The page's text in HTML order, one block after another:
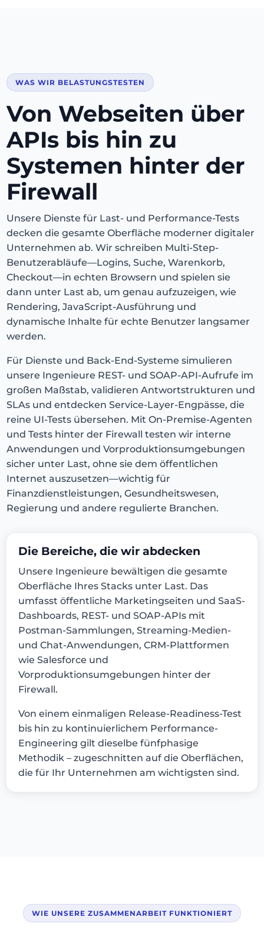
WAS WIR BELASTUNGSTESTEN
Von Webseiten über
APIs bis hin zu
Systemen hinter der
Firewall
Unsere Dienste für Last- und Performance-Tests
decken die gesamte Oberfläche moderner digitaler
Unternehmen ab. Wir schreiben Multi-Step-
Benutzerabläufe—Logins, Suche, Warenkorb,
Checkout—in echten Browsern und spielen sie
dann unter Last ab, um genau aufzuzeigen, wie
Rendering, JavaScript-Ausführung und
dynamische Inhalte für echte Benutzer langsamer
werden.
Für Dienste und Back-End-Systeme simulieren
unsere Ingenieure REST- und SOAP-API-Aufrufe im
großen Maßstab, validieren Antwortstrukturen und
SLAs und entdecken Service-Layer-Engpässe, die
reine UI-Tests übersehen. Mit On-Premise-Agenten
und Tests hinter der Firewall testen wir interne
Anwendungen und Vorproduktionsumgebungen
sicher unter Last, ohne sie dem öffentlichen
Internet auszusetzen—wichtig für
Finanzdienstleistungen, Gesundheitswesen,
Regierung und andere regulierte Branchen.
Die Bereiche, die wir abdecken
Unsere Ingenieure bewältigen die gesamte
Oberfläche Ihres Stacks unter Last. Das
umfasst öffentliche Marketingseiten und SaaS-
Dashboards, REST- und SOAP-APIs mit
Postman-Sammlungen, Streaming-Medien-
und Chat-Anwendungen, CRM-Plattformen
wie Salesforce und
Vorproduktionsumgebungen hinter der
Firewall.
Von einem einmaligen Release-Readiness-Test
bis hin zu kontinuierlichem Performance-
Engineering gilt dieselbe fünfphasige
Methodik – zugeschnitten auf die Oberflächen,
die für Ihr Unternehmen am wichtigsten sind.
WIE UNSERE ZUSAMMENARBEIT FUNKTIONIERT